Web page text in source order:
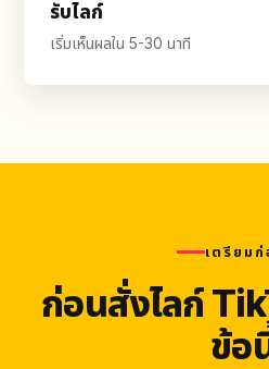
รับไลก์
เริ่มเห็นผลใน 5-30 นาที
เตรียมก่
ก่อนสั่งไลก์
ข้อ